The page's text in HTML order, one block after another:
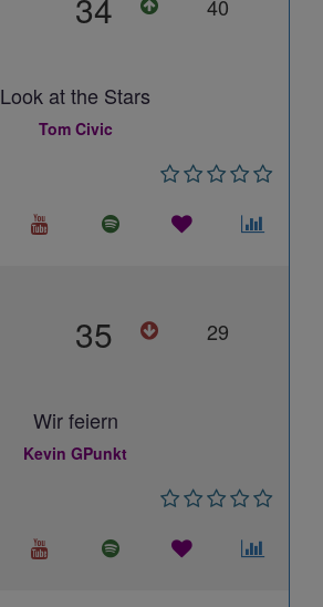
40
Look at the Stars
Tom Civic
35 29
Wir feiern
Kevin GPunkt